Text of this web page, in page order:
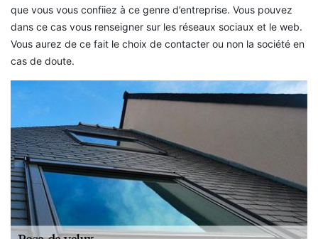
que vous vous confiiez à ce genre d’entreprise. Vous pouvez
dans ce cas vous renseigner sur les réseaux sociaux et le web.
Vous aurez de ce fait le choix de contacter ou non la société en
cas de doute.